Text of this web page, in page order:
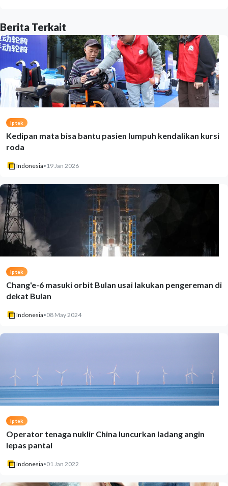
Berita Terkait
Iptek
Kedipan mata bisa bantu pasien lumpuh kendalikan kursi
roda
Indonesia• 19 Jan 2026
Iptek
Chang'e-6 masuki orbit Bulan usai lakukan pengereman di
dekat Bulan
Indonesia•08 May 2024
Iptek
Operator tenaga nuklir China luncurkan ladang angin
lepas pantai
Indonesia•01 Jan 2022